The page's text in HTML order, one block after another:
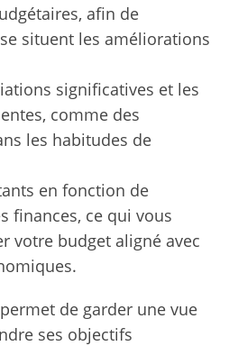
afin de
situent les améliorations
significatives et les
comme des
les habitudes de
en fonction de
finances, ce qui vous
votre budget aligné avec
de garder une vue
ses objectifs